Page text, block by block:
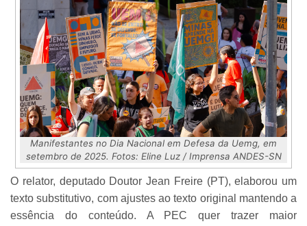
Manifestantes no Dia Nacional em Defesa da Uemg, em
setembro de 2025. Fotos: Eline Luz / Imprensa ANDES-SN
O relator, deputado Doutor Jean Freire (PT), elaborou um
texto substitutivo, com ajustes ao texto original mantendo a
essência do conteúdo. A PEC quer trazer maior